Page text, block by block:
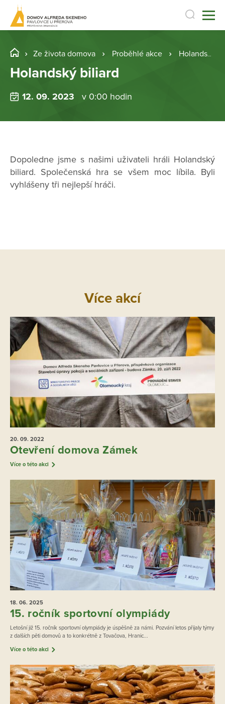
Ze života domova Proběhlé akce Holandský biliard
Holandský biliard
12. 09. 2023 v 0:00 hodin
Dopoledne jsme s našimi uživateli hráli Holandský
biliard. Společenská hra se všem moc líbila. Byli
vyhlášeny tři nejlepší hráči.
Více akcí
20. 09. 2022
Otevření domova Zámek
Více o této akci
18. 06. 2025
15. ročník sportovní olympiády
Letošní již 15. ročník sportovní olympiády je úspěšně za námi. Pozvání letos přijaly týmy
z dalších pěti domovů a to konkrétně z Tovačova, Hranic...
Více o této akci